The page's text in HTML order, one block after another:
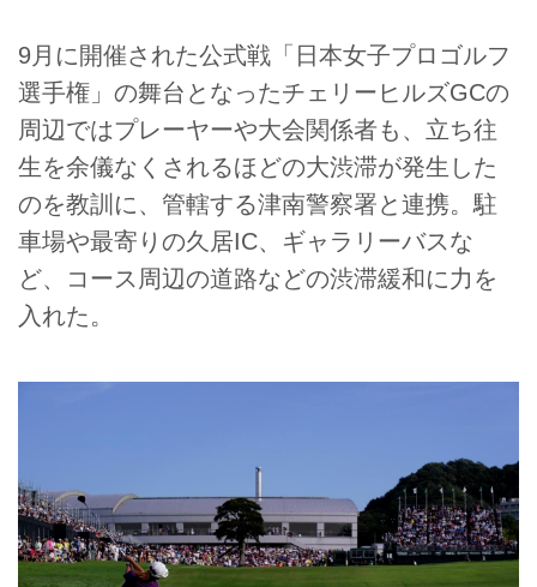
9月に開催された公式戦「日本女子プロゴルフ
選手権」の舞台となったチェリーヒルズGCの
周辺ではプレーヤーや大会関係者も、立ち往
生を余儀なくされるほどの大渋滞が発生した
のを教訓に、管轄する津南警察署と連携。駐
車場や最寄りの久居IC、ギャラリーバスな
ど、コース周辺の道路などの渋滞緩和に力を
入れた。